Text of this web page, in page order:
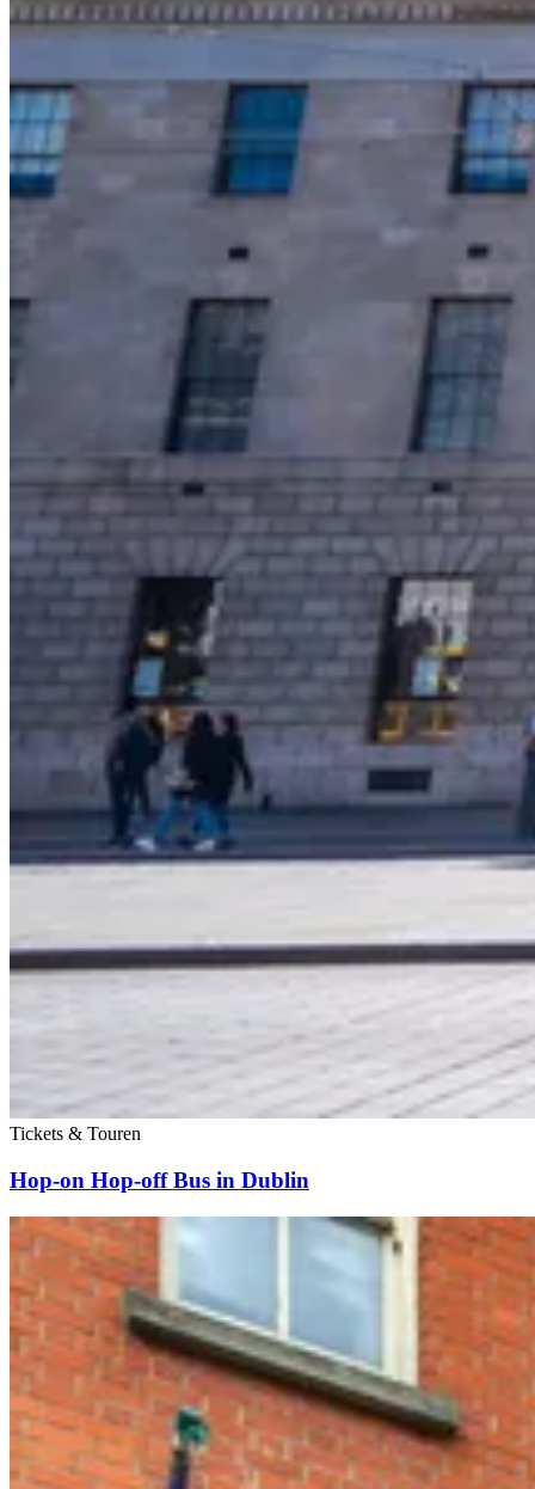
Tickets & Touren
Hop-on Hop-off Bus in Dublin